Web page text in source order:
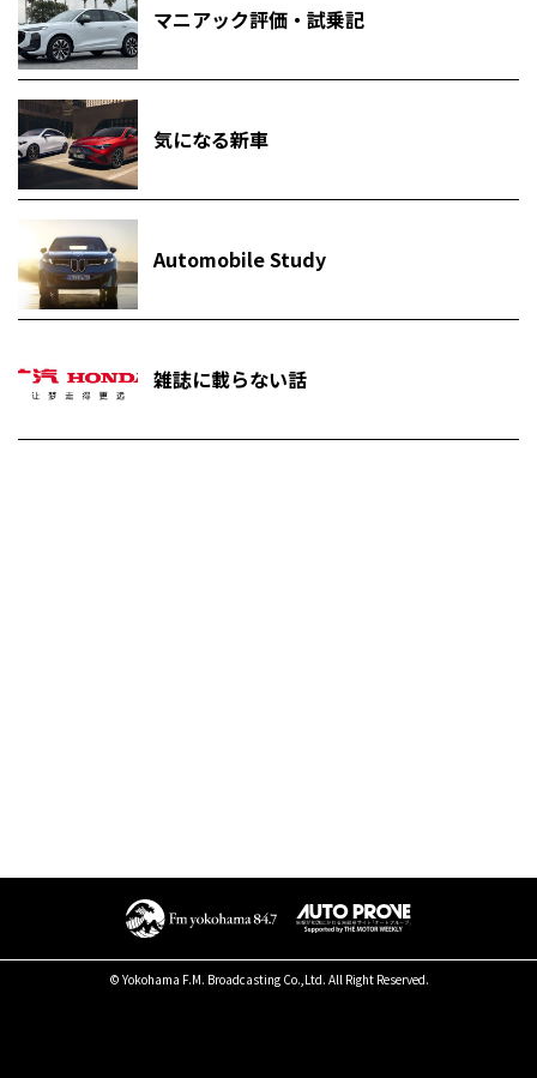
マニアック評価・試乗記
気になる新車
Automobile Study
雑誌に載らない話
© Yokohama F.M. Broadcasting Co.,Ltd. All Right Reserved.